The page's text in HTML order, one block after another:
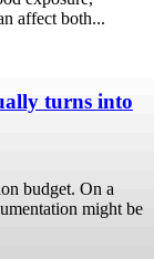
affect both...
turns into
budget. On a
might be